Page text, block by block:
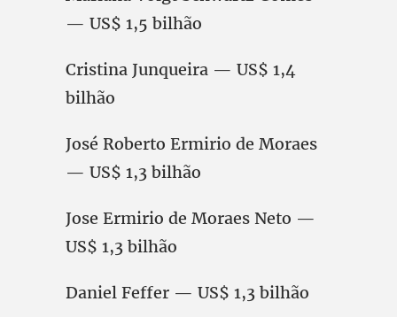
— US$ 1,5 bilhão
Cristina Junqueira — US$ 1,4
bilhão
José Roberto Ermirio de Moraes
— US$ 1,3 bilhão
Jose Ermirio de Moraes Neto —
US$ 1,3 bilhão
Daniel Feffer — US$ 1,3 bilhão